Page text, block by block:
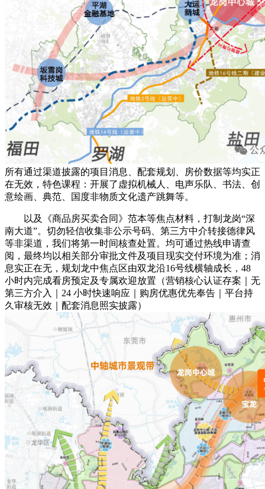
所有通过渠道披露的项目消息、配套规划、房价数据等均实正
在无效，特色课程：开展了虚拟机械人、电声乐队、书法、创
意绘画、典范、国度非物质文化遗产跳舞等。
以及《商品房买卖合同》范本等焦点材料，打制龙岗“深
南大道”。切勿轻信收集非公示号码、第三方中介转接德律风
等非渠道，我们将第一时间核查处置。均可通过热线申请查
阅，最终均以相关部分审批文件及项目现实交付环境为准；消
息实正在无，规划龙中焦点区由双龙沿16号线横轴成长，48
小时内完成看房预定及专属欢迎放置（营销核心认证存案｜无
第三方介入｜24 小时快速响应｜购房优惠优先奉告｜平台持
久审核无效｜配套消息照实披露）